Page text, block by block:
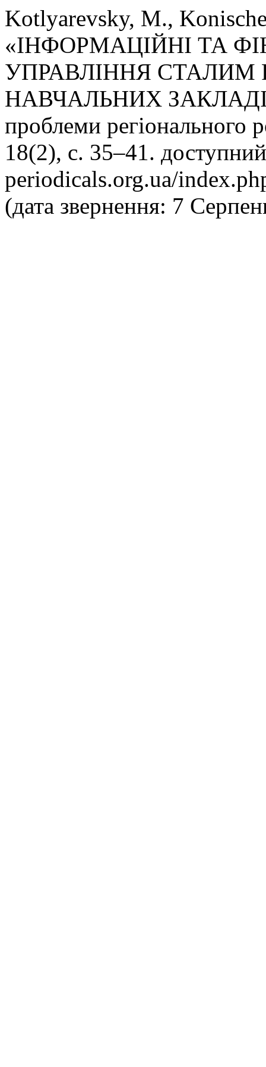
Kotlyarevsky, M.,
«ІНФОРМАЦІЙНІ ТА
УПРАВЛІННЯ
НАВЧАЛЬНИХ ЗАКЛАДІВ:
проблеми регіонального
18(2), с. 35–41.
periodicals.org.ua/
(дата звернення: 7